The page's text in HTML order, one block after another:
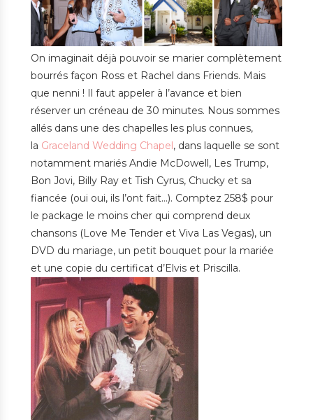
On imaginait déjà pouvoir se marier complètement
bourrés façon Ross et Rachel dans Friends. Mais
que nenni ! Il faut appeler à l’avance et bien
réserver un créneau de 30 minutes. Nous sommes
allés dans une des chapelles les plus connues,
la Graceland Wedding Chapel, dans laquelle se sont
notamment mariés Andie McDowell, Les Trump,
Bon Jovi, Billy Ray et Tish Cyrus, Chucky et sa
fiancée (oui oui, ils l’ont fait…). Comptez 258$ pour
le package le moins cher qui comprend deux
chansons (Love Me Tender et Viva Las Vegas), un
DVD du mariage, un petit bouquet pour la mariée
et une copie du certificat d’Elvis et Priscilla.